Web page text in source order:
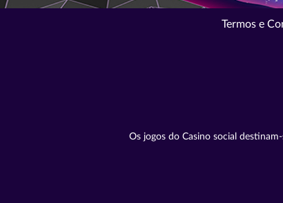
Termos e
Os jogos do Casino social